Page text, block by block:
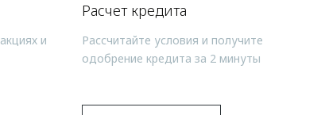
и
Расчет кредита
Рассчитайте условия и получите
одобрение кредита за 2 минуты